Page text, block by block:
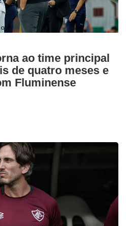
ao time principal
de quatro meses e
Fluminense